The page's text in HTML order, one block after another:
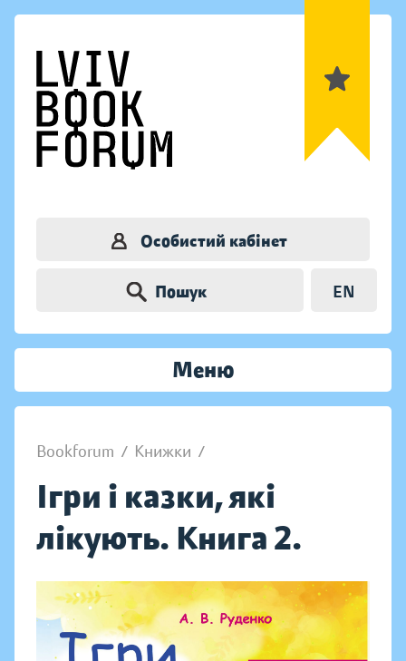
Особистий кабінет
Пошук EN
Меню
Bookforum / Книжки /
Ігри і казки, які
лікують. Книга 2.